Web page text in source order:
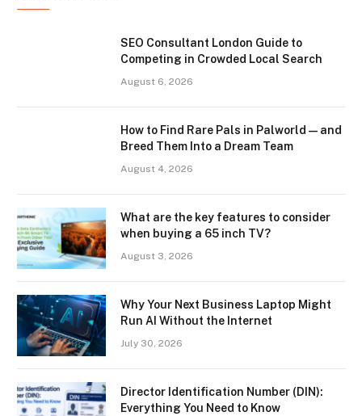
SEO Consultant London Guide to
Competing in Crowded Local Search
August 6, 2026
How to Find Rare Pals in Palworld — and
Breed Them Into a Dream Team
August 4, 2026
What are the key features to consider
when buying a 65 inch TV?
August 3, 2026
Why Your Next Business Laptop Might
Run AI Without the Internet
July 30, 2026
Director Identification Number (DIN):
Everything You Need to Know